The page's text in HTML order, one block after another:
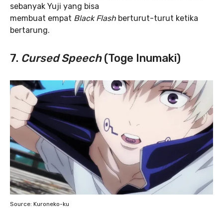
sebanyak Yuji yang bisa
membuat empat Black Flash berturut-turut ketika
bertarung.
7. Cursed Speech(Toge Inumaki)
Source: Kuroneko-ku